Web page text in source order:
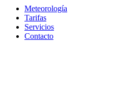
Meteorología
Tarifas
Servicios
Contacto